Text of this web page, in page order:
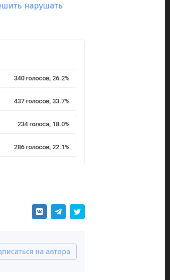
нарушать
340 голосов, 26.2%
437 голосов, 33.7%
234 голоса, 18.0%
286 голосов, 22.1%
на автора